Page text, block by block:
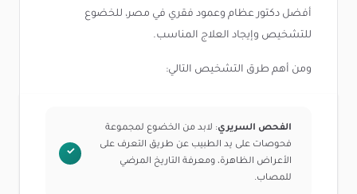
أفضل دكتور عظام وعمود فقري في مصر، للخضوع
للتشخيص وإيجاد العلاج المناسب.
ومن أهم طرق التشخيص التالي:
الفحص السريري: لابد من الخضوع لمجموعة
فحوصات على يد الطبيب عن طريق التعرف على
الأعراض الظاهرة، ومعرفة التاريخ المرضي
للمصاب.